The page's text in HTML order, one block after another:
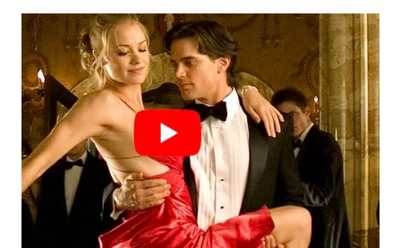
WN
SUMEDANG
WN
CIANJUR
WN
KEPULAUAN